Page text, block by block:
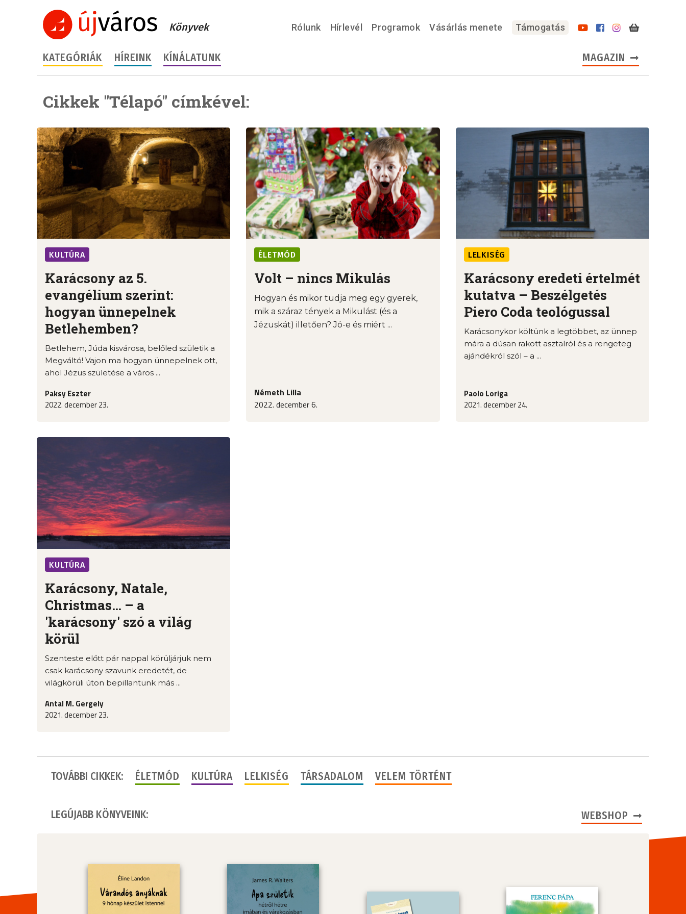
Könyvek Rólunk Hírlevél Programok Vásárlás menete Támogatás
KATEGÓRIÁK HÍREINK KÍNÁLATUNK MAGAZIN
Cikkek "Télapó" címkével:
KULTÚRA
Karácsony az 5.
evangélium szerint:
hogyan ünnepelnek
Betlehemben?
Betlehem, Júda kisvárosa, belőled születik a
Megváltó! Vajon ma hogyan ünnepelnek ott,
ahol Jézus születése a város ...
Paksy Eszter
2022. december 23.
ÉLETMÓD
Volt – nincs Mikulás
Hogyan és mikor tudja meg egy gyerek,
mik a száraz tények a Mikulást (és a
Jézuskát) illetően? Jó-e és miért ...
Németh Lilla
2022. december 6.
LELKISÉG
Karácsony eredeti értelmét
kutatva – Beszélgetés
Piero Coda teológussal
Karácsonykor költünk a legtöbbet, az ünnep
mára a dúsan rakott asztalról és a rengeteg
ajándékról szól – a ...
Paolo Loriga
2021. december 24.
KULTÚRA
Karácsony, Natale,
Christmas… – a
'karácsony' szó a világ
körül
Szenteste előtt pár nappal körüljárjuk nem
csak karácsony szavunk eredetét, de
világkörüli úton bepillantunk más ...
Antal M. Gergely
2021. december 23.
TOVÁBBI CIKKEK: ÉLETMÓD KULTÚRA LELKISÉG TÁRSADALOM VELEM TÖRTÉNT
LEGÚJABB KÖNYVEINK: WEBSHOP